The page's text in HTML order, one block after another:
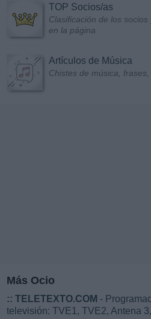
TOP Socios/as
Clasificación de los
en la página
Artículos de Música
Chistes de música,
Más Ocio
:: TELETEXTO.COM -
televisión: TVE1, TVE2, Antena